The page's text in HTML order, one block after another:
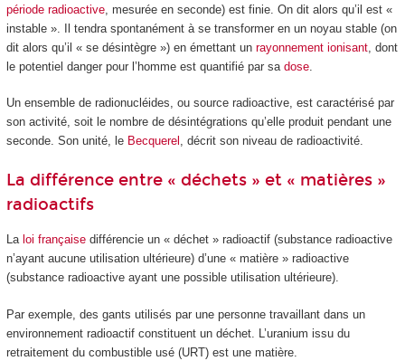
période radioactive, mesurée en seconde) est finie. On dit alors qu’il est «
instable ». Il tendra spontanément à se transformer en un noyau stable (on
dit alors qu’il « se désintègre ») en émettant un rayonnement ionisant, dont
le potentiel danger pour l’homme est quantifié par sa dose.
Un ensemble de radionucléides, ou source radioactive, est caractérisé par
son activité, soit le nombre de désintégrations qu’elle produit pendant une
seconde. Son unité, le Becquerel , décrit son niveau de radioactivité.
La différence entre « déchets » et « matières »
radioactifs
La loi françaisedifférencie un « déchet » radioactif (substance radioactive
n’ayant aucune utilisation ultérieure) d’une « matière » radioactive
(substance radioactive ayant une possible utilisation ultérieure).
Par exemple, des gants utilisés par une personne travaillant dans un
environnement radioactif constituent un déchet. L’uranium issu du
retraitement du combustible usé (URT) est une matière.